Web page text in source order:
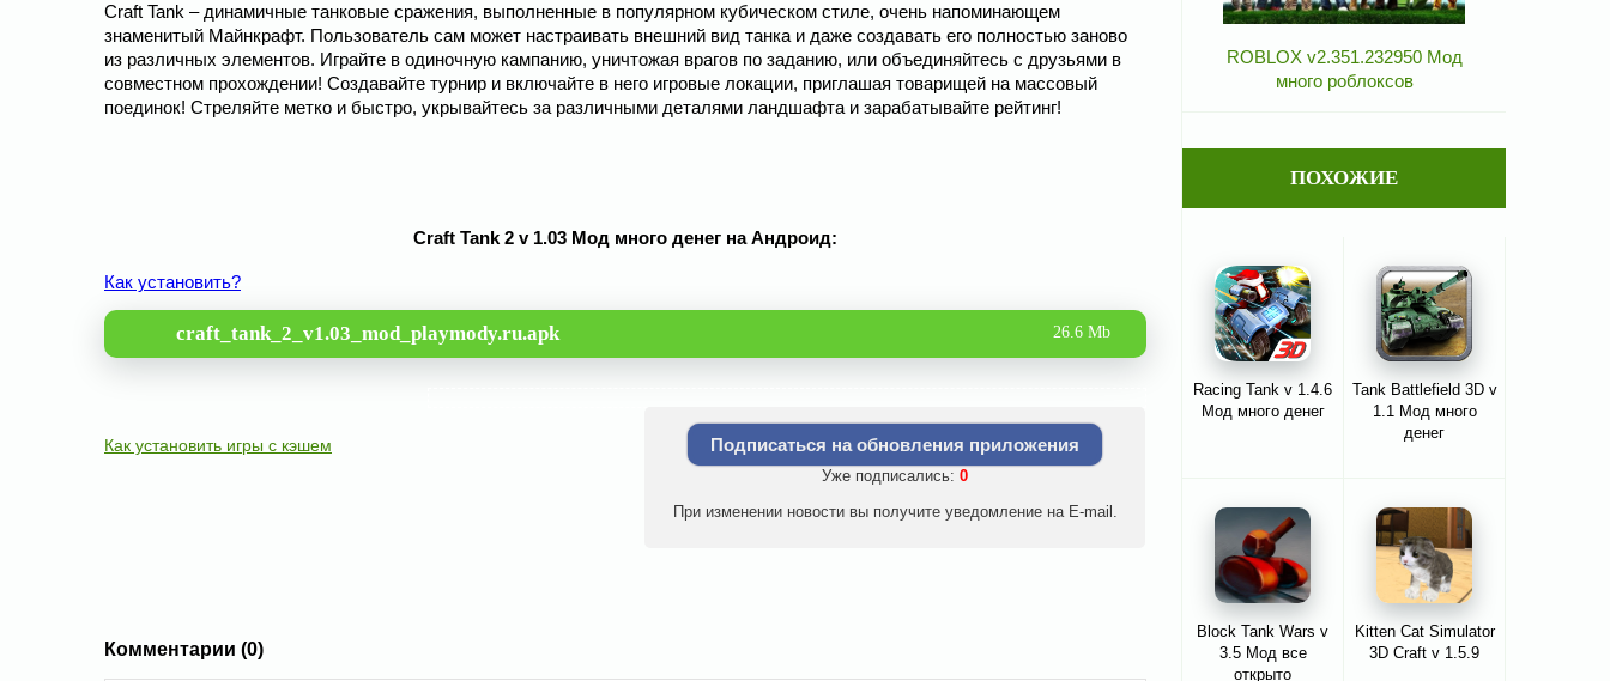
Craft Tank – динамичные танковые сражения, выполненные в популярном кубическом стиле, очень напоминающем
знаменитый Майнкрафт. Пользователь сам может настраивать внешний вид танка и даже создавать его полностью заново
из различных элементов. Играйте в одиночную кампанию, уничтожая врагов по заданию, или объединяйтесь с друзьями в
совместном прохождении! Создавайте турнир и включайте в него игровые локации, приглашая товарищей на массовый
поединок! Стреляйте метко и быстро, укрывайтесь за различными деталями ландшафта и зарабатывайте рейтинг!
Craft Tank 2 v 1.03 Мод много денег на Андроид:
Как установить?
craft_tank_2_v1.03_mod_playmody.ru.apk 26.6 Mb
Как установить игры с кэшем Подписаться на обновления приложения
Уже подписались: 0
При изменении новости вы получите уведомление на E-mail.
Комментарии (0)
ROBLOX v2.351.232950 Мод
много роблоксов
ПОХОЖИЕ
Racing Tank v 1.4.6
Мод много денег
Tank Battlefield 3D v
1.1 Мод много
денег
Block Tank Wars v
3.5 Мод все
открыто
Kitten Cat Simulator
3D Craft v 1.5.9